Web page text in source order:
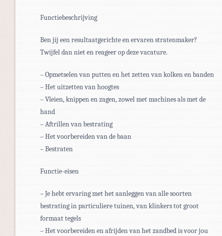
Functiebeschrijving
Ben jij een resultaatgerichte en ervaren stratenmaker?
Twijfel dan niet en reageer op deze vacature.
– Opmetselen van putten en het zetten van kolken en banden
– Het uitzetten van hoogtes
– Vleien, knippen en zagen, zowel met machines als met de
hand
– Aftrillen van bestrating
– Het voorbereiden van de baan
– Bestraten
Functie-eisen
– Je hebt ervaring met het aanleggen van alle soorten
bestrating in particuliere tuinen, van klinkers tot groot
formaat tegels
– Het voorbereiden en afrijden van het zandbed is voor jou